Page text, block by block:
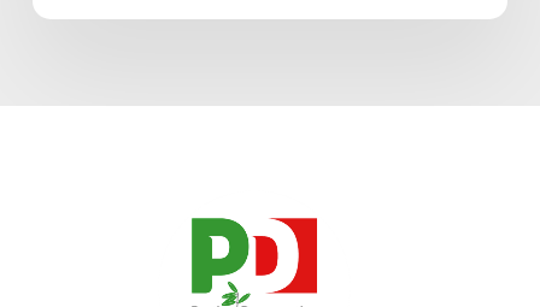
Lombardia